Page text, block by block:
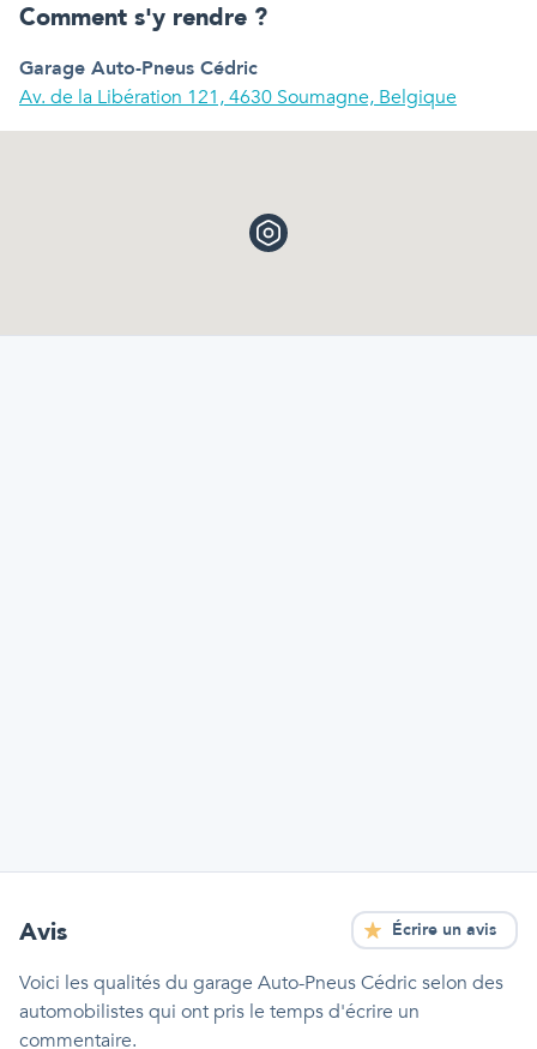
Comment s'y rendre ?
Garage Auto-Pneus Cédric
Av. de la Libération 121, 4630 Soumagne, Belgique
Avis Écrire un avis
Voici les qualitésdu garage Auto-Pneus Cédricselon des
automobilistes qui ont pris le temps d'écrire un
commentaire.